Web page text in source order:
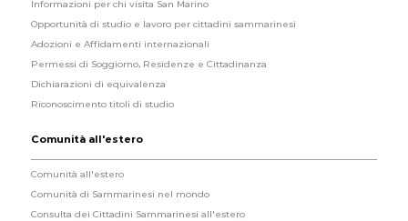
Informazioni per chi visita San Marino
Opportunità di studio e lavoro per cittadini sammarinesi
Adozioni e Affidamenti internazionali
Permessi di Soggiorno, Residenze e Cittadinanza
Dichiarazioni di equivalenza
Riconoscimento titoli di studio
Comunità all'estero
Comunità all'estero
Comunità di Sammarinesi nel mondo
Consulta dei Cittadini Sammarinesi all'estero